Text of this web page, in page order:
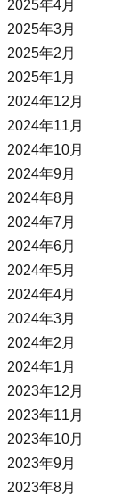
2025年4月
2025年3月
2025年2月
2025年1月
2024年12月
2024年11月
2024年10月
2024年9月
2024年8月
2024年7月
2024年6月
2024年5月
2024年4月
2024年3月
2024年2月
2024年1月
2023年12月
2023年11月
2023年10月
2023年9月
2023年8月